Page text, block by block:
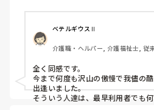
介護職員というより福祉人として
いますが、割りきって仕事をして
心身をやられたりしたら、介護職
うんですよね。
ベテルギウスⅡ
介護職・ヘルパー, 介護福祉士, 従
ット型特養
全く同感です。
今まで何度も沢山の傲慢で我儘の
出逢いました。
そういう人達は、最早利用者でも